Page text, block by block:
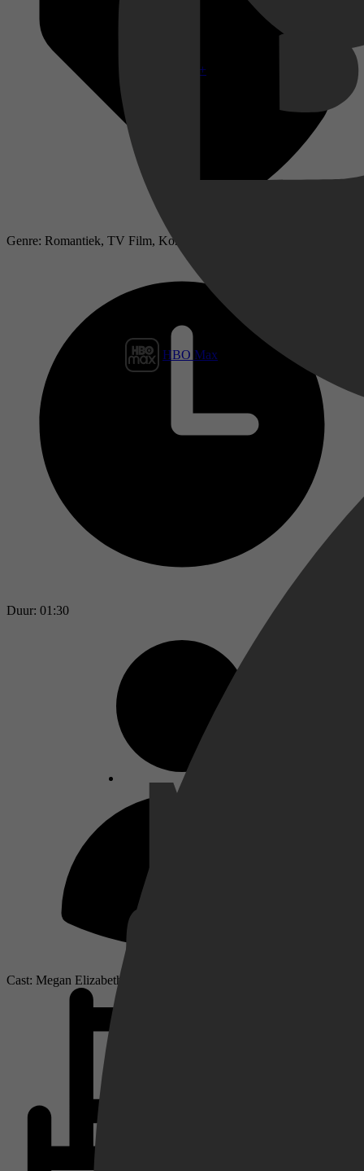
Disney+
HBO Max
Genre: Romantiek, TV Film, Komedie, Romance
Duur: 01:30
Cast: Megan Elizabeth Barker, Marc Herrmann, Eliza Roberts